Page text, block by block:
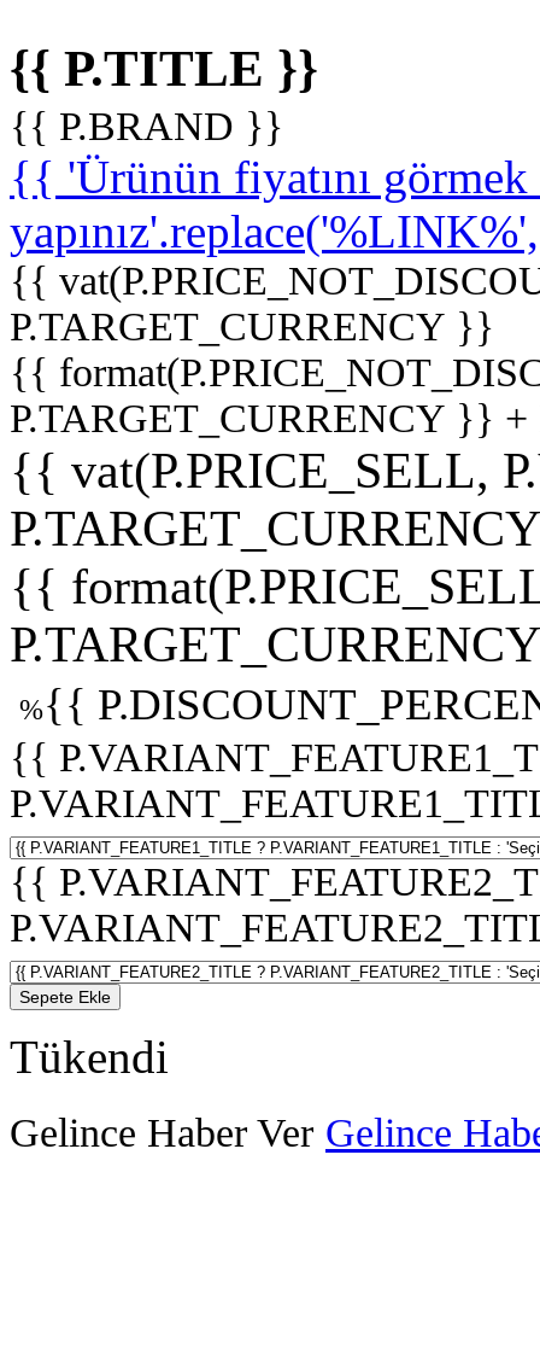
{{ P.TITLE }}
{{ P.BRAND }}
{{ 'Ürünün fiyatını
{{
P.TARGET_CURRENCY }}
{{
P.TARGET_CURRENCY }}
{{ vat(P.PRICE_SELL,
{{
%{{
{{
{{
Sepete Ekle
Tükendi
Gelince Haber Ver Gelince